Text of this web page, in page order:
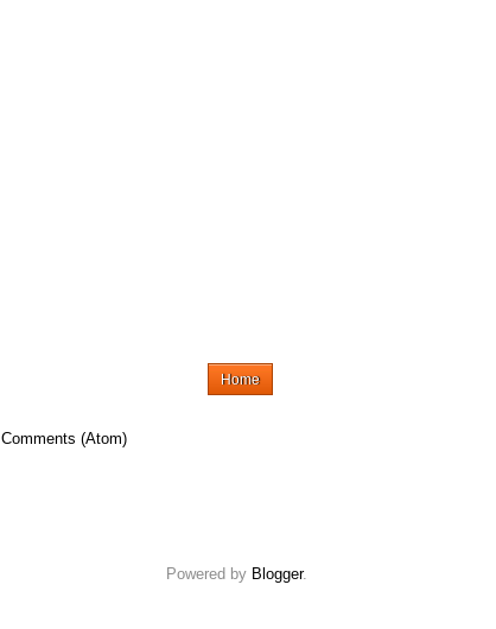
Home
(Atom)
Powered by Blogger.